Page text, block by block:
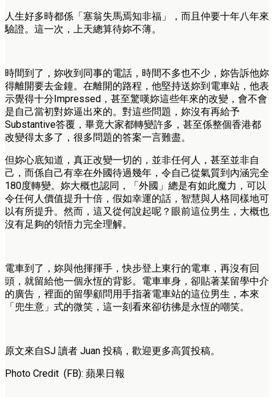
人生好多時都係「塞翁失馬焉知非福」，而且仲要十年八年來
驗證。這一次，上天總算待妳不薄。
時間到了，妳收到同事的電話，時間不多也不少，妳告訴他妳
得離開要去金鐘。在離開的路程，他堅持送妳到電車站，他表
示覺得十分Impressed，甚至驚嘆妳這些年來的改變，會不會
是自己當初對妳逼出來的。對這些問題，妳沒有再給予
Substantive答覆，畢竟大家都轉變許多，甚至係整個香港都
改變得太多了，很多問題的答案一言難盡。
但妳心底知道，真正改變一切的，並非任何人，甚至並非自
己，而係自己有幸在外國待過幾年，令自己從氣質到內涵完全
180度轉變。妳大概也認同，「外國」總是有如此魔力，可以
令任何人價值提升十倍，假如幸運的話，智慧與人格同樣地可
以有所提升。然而，這又從何說起呢？眼前這位男生，大概也
沒有足夠的領悟力完全理解。
電車到了，妳與他揮揮手，快步登上東行的電車，再沒有回
頭，就留給他一個永恆的背影。電車車身，卻貼著某留學中介
的廣告，裡面的留學顧問用手指著電車站的這位男生，本來
「兜生意」式的微笑，這一刻看來卻彷彿是永恆的嘲笑。
原文來自SJ 讀者 Juan 投稿，歡迎更多高質投稿。
Photo Credit (FB): 蘋果日報